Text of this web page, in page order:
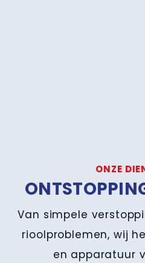
ONZE
Van simpele
rioolproblemen, wij
en apparatuur